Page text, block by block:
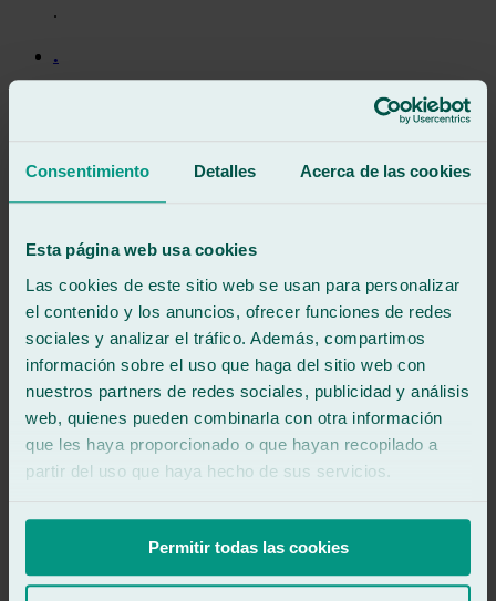
Consentimiento Detalles Acerca de las cookies
Esta página web usa cookies
Las cookies de este sitio web se usan para personalizar
el contenido y los anuncios, ofrecer funciones de redes
sociales y analizar el tráfico. Además, compartimos
información sobre el uso que haga del sitio web con
nuestros partners de redes sociales, publicidad y análisis
web, quienes pueden combinarla con otra información
que les haya proporcionado o que hayan recopilado a
partir del uso que haya hecho de sus servicios.
Permitir todas las cookies
.
.
.
.
.
.